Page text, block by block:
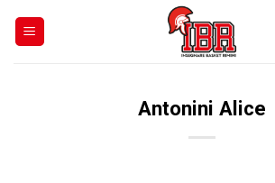
Antonini Alice